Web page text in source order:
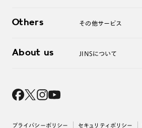
お問い合わせ
Others その他サービス
レンズ交換
About us JINSについて
採用情報
出店について
プライバシーポリシー セキュリティポリシー